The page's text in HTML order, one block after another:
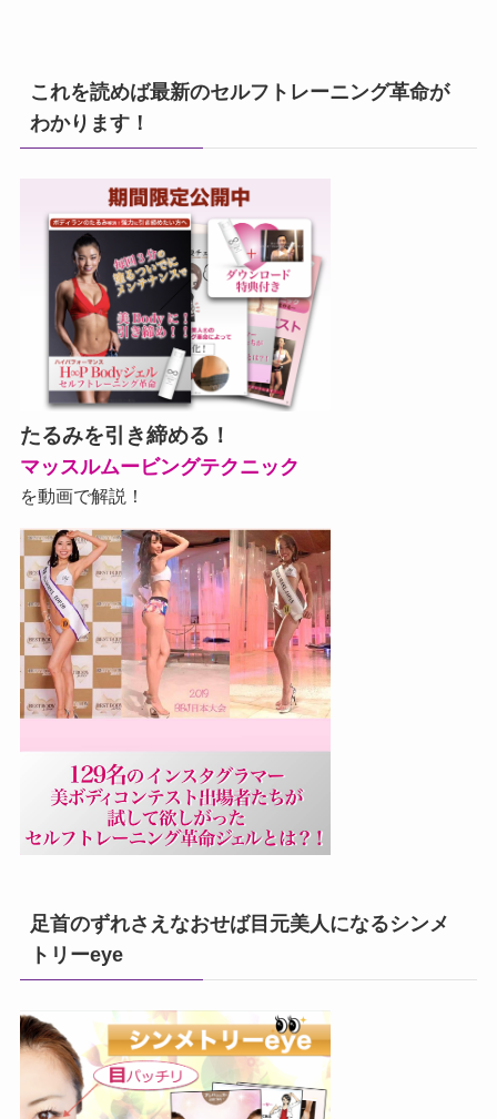
これを読めば最新のセルフトレーニング革命が
わかります！
たるみを引き締める！
マッスルムービングテクニック
を動画で解説！
足首のずれさえなおせば目元美人になるシンメ
トリーeye